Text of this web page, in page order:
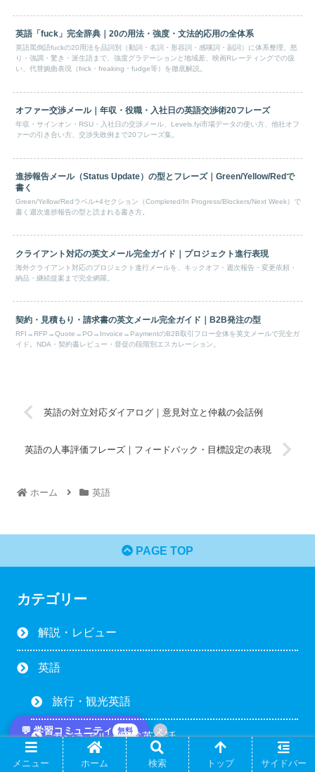
💬 学習コミュニティ 無料 ×
英語「fuck」完全辞典｜20の用法・強度・文法的応用の全体系
英語罵倒語fuckの20用法を品詞別（動詞・名詞・形容詞・感嘆詞・副詞）に体系整理。怒
り・強調・驚き・派生語まで、強度グラデーションと地域差、映画Rレーティングでの扱
い、代替婉曲表現（frick・freaking・fudge等）を徹底解説。
オファー交渉メール｜年収・役職・入社日の英語交渉術20フレーズ
年収・サインオン・RSU・入社日の交渉メール、Levels.fyi市場データの使い方、他社オフ
ァーの引き合い方、交渉失敗例まで20フレーズ集。
進捗報告メール（Status Update）の型とフレーズ｜Green/Yellow/Redで
書く
Green/Yellow/Redラベル+4セクション（Completed/In Progress/Blockers/Next Week）で
書く週次進捗報告の型と読まれる書き方。
クライアント対応の英文メール完全ガイド｜プロジェクト進行表現
海外クライアント対応のプロジェクト進行メールを、キックオフ・週次報告・変更依頼・
納品・継続提案まで完全網羅。
契約・見積もり・請求書の英文メール完全ガイド｜B2B発注の型
RFI→RFP→Quote→PO→Invoice→PaymentのB2B取引フロー全体を英文メールで完全ガ
イド。NDA・契約書レビュー・督促の段階別エスカレーション。
英語の対立対応ダイアログ｜意見対立と仲裁の会話例
英語の人事評価フレーズ｜フィードバック・目標設定の表現
ホーム 英語
PAGE TOP
カテゴリー
解説・レビュー
英語
旅行・観光英語
カジュアル・日常英会話
メニュー ホーム 検索 トップ サイドバー